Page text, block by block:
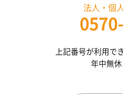
法人・個
上記番号が利用で
年中無休